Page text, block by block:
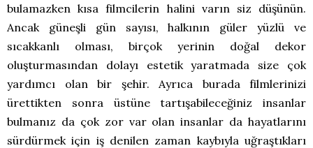
bulamazken kısa filmcilerin halini varın siz düşünün.
Ancak güneşli gün sayısı, halkının güler yüzlü ve
sıcakkanlı olması, birçok yerinin doğal dekor
oluşturmasından dolayı estetik yaratmada size çok
yardımcı olan bir şehir. Ayrıca burada filmlerinizi
ürettikten sonra üstüne tartışabileceğiniz insanlar
bulmanız da çok zor var olan insanlar da hayatlarını
sürdürmek için iş denilen zaman kaybıyla uğraştıkları